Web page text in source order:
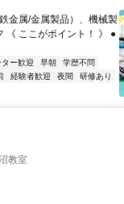
金属/金属製品）、機械製
《 ここがポイント！ 》 ●
ター歓迎 早朝
学歴不問
経験者歓迎 夜間
研修あり
教室